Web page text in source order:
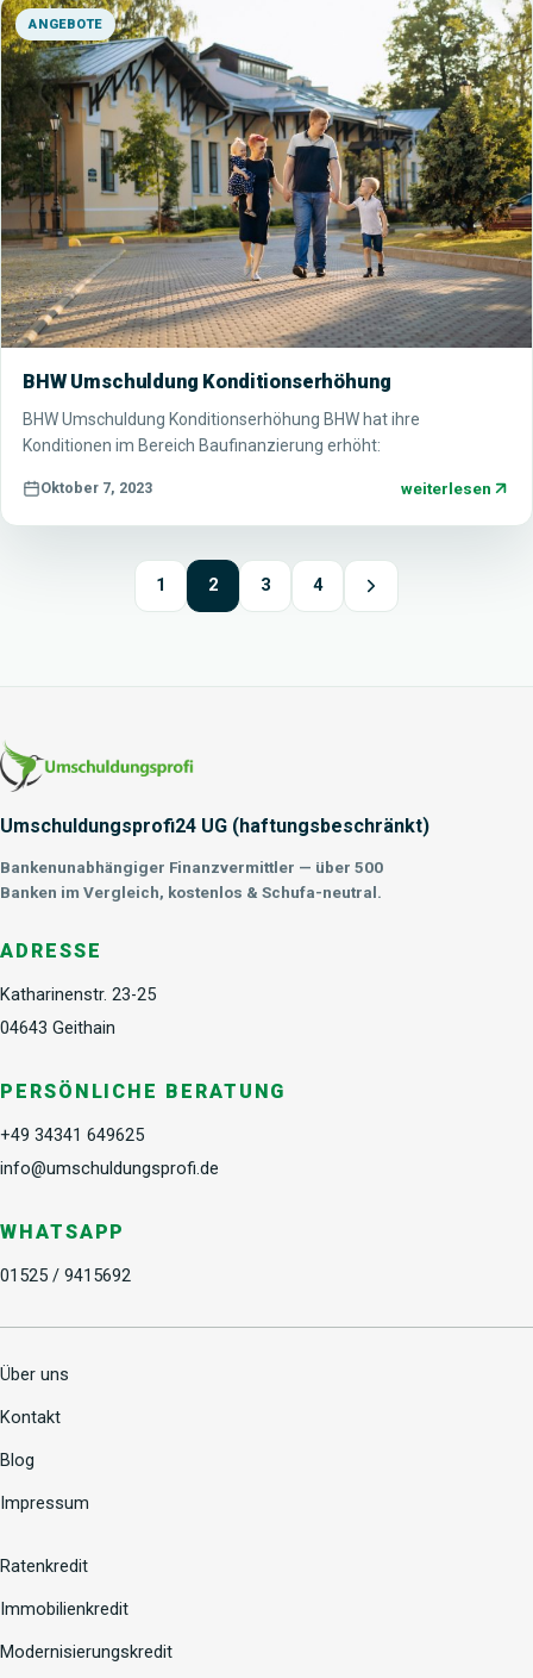
ANGEBOTE
BHW Umschuldung Konditionserhöhung
BHW Umschuldung Konditionserhöhung BHW hat ihre
Konditionen im Bereich Baufinanzierung erhöht:
Oktober 7, 2023 weiterlesen
1 2 3 4
Umschuldungsprofi24 UG (haftungsbeschränkt)
Bankenunabhängiger Finanzvermittler — über 500
Banken im Vergleich, kostenlos & Schufa-neutral.
ADRESSE
Katharinenstr. 23-25
04643 Geithain
PERSÖNLICHE BERATUNG
+49 34341 649625
info@umschuldungsprofi.de
WHATSAPP
01525 / 9415692
Über uns
Kontakt
Blog
Impressum
Ratenkredit
Immobilienkredit
Modernisierungskredit